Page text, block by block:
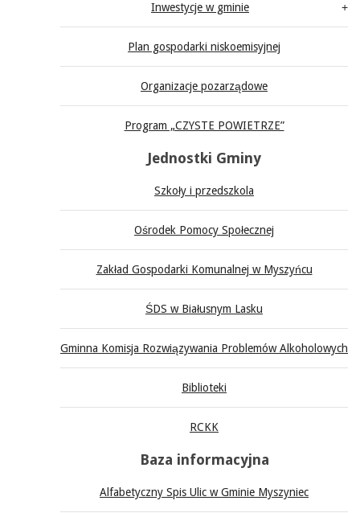
Inwestycje w gminie
Plan gospodarki niskoemisyjnej
Organizacje pozarządowe
Program „CZYSTE POWIETRZE”
Jednostki Gminy
Szkoły i przedszkola
Ośrodek Pomocy Społecznej
Zakład Gospodarki Komunalnej w Myszyńcu
ŚDS w Białusnym Lasku
Gminna Komisja Rozwiązywania Problemów Alkoholowych
Biblioteki
RCKK
Baza informacyjna
Alfabetyczny Spis Ulic w Gminie Myszyniec